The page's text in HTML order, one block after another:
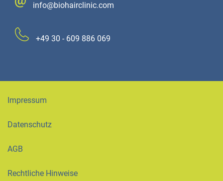
info@biohairclinic.com
+49 30 - 609 886 069
Impressum
Datenschutz
AGB
Rechtliche Hinweise